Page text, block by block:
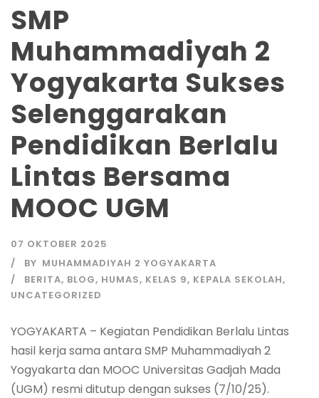
SMP
Muhammadiyah 2
Yogyakarta Sukses
Selenggarakan
Pendidikan Berlalu
Lintas Bersama
MOOC UGM
07 OKTOBER 2025
BY MUHAMMADIYAH 2 YOGYAKARTA
BERITA, BLOG, HUMAS, KELAS 9, KEPALA SEKOLAH,
UNCATEGORIZED
YOGYAKARTA – Kegiatan Pendidikan Berlalu Lintas
hasil kerja sama antara SMP Muhammadiyah 2
Yogyakarta dan MOOC Universitas Gadjah Mada
(UGM) resmi ditutup dengan sukses (7/10/25).